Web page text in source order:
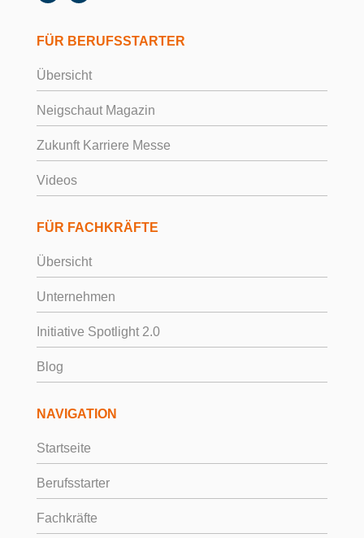
FÜR BERUFSSTARTER
Übersicht
Neigschaut Magazin
Zukunft Karriere Messe
Videos
FÜR FACHKRÄFTE
Übersicht
Unternehmen
Initiative Spotlight 2.0
Blog
NAVIGATION
Startseite
Berufsstarter
Fachkräfte